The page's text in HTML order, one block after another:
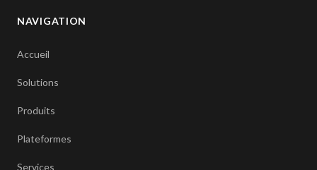
NAVIGATION
Accueil
Solutions
Produits
Plateformes
Services